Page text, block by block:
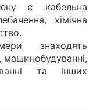
є кабельна
хімічна
знаходять
машинобудуванні,
та інших